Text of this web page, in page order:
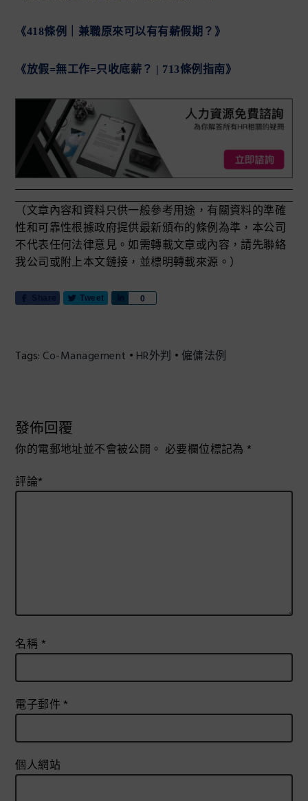
《418條例｜兼職原來可以有有薪假期？》
《放假=無工作=只收底薪？ | 713條例指南》
（文章內容和資料只供一般參考用途，有關資料的準確
性和可靠性根據政府提供最新頒布的條例為準，本公司
不代表任何法律意見。如需轉載文章或內容，請先聯絡
我公司或附上本文鏈接，並標明轉載來源。）
Tweet 0
e
Tags: Co-Management • HR外判 • 僱傭法例
Reader
Interactions
發佈回覆
你的電郵地址並不會被公開。 必要欄位標記為 *
評論*
名稱 *
電子郵件 *
個人網站